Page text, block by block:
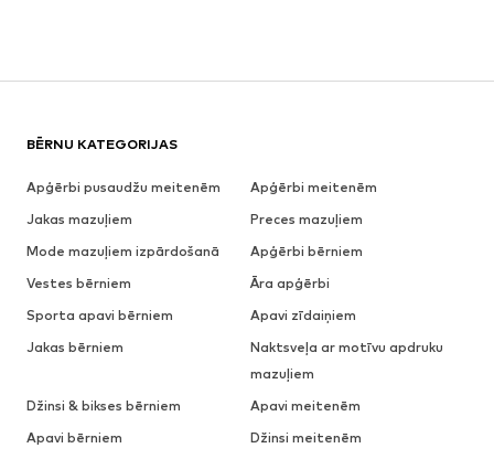
BĒRNU KATEGORIJAS
Apģērbi pusaudžu meitenēm
Apģērbi meitenēm
Jakas mazuļiem
Preces mazuļiem
Mode mazuļiem izpārdošanā
Apģērbi bērniem
Vestes bērniem
Āra apģērbi
Sporta apavi bērniem
Apavi zīdaiņiem
Jakas bērniem
Naktsveļa ar motīvu apdruku
mazuļiem
Džinsi & bikses bērniem
Apavi meitenēm
Apavi bērniem
Džinsi meitenēm